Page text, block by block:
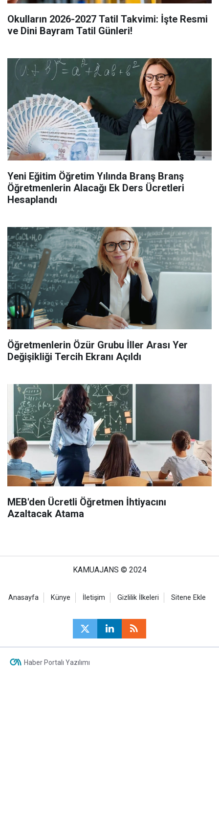
Okulların 2026-2027 Tatil Takvimi: İşte Resmi
ve Dini Bayram Tatil Günleri!
Yeni Eğitim Öğretim Yılında Branş Branş
Öğretmenlerin Alacağı Ek Ders Ücretleri
Hesaplandı
Öğretmenlerin Özür Grubu İller Arası Yer
Değişikliği Tercih Ekranı Açıldı
MEB'den Ücretli Öğretmen İhtiyacını
Azaltacak Atama
KAMUAJANS © 2024
Anasayfa Künye İletişim Gizlilik İlkeleri Sitene Ekle
Haber Portalı Yazılımı